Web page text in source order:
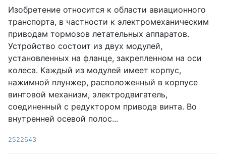
Изобретение относится к области авиационного
транспорта, в частности к электромеханическим
приводам тормозов летательных аппаратов.
Устройство состоит из двух модулей,
установленных на фланце, закрепленном на оси
колеса. Каждый из модулей имеет корпус,
нажимной плунжер, расположенный в корпусе
винтовой механизм, электродвигатель,
соединенный с редуктором привода винта. Во
внутренней осевой полос...
2522643